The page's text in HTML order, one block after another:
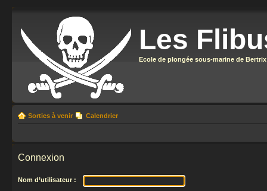
Les
Ecole de plongée sous-marine de Bertrix
Sorties à venir Calendrier
Connexion
Nom d’utilisateur :